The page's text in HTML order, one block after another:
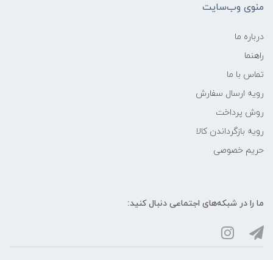
منوی وب‌سایت
درباره ما
راهنما
تماس با ما
رویه ارسال سفارش
روش پرداخت
رویه‌ بازگرداندن کالا
حریم خصوصی
ما را در شبکه‌های اجتماعی دنبال کنید: